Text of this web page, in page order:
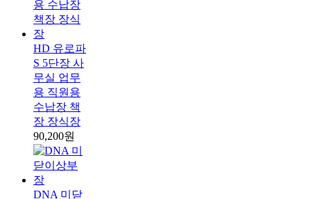
HD 유로파
S 5단장 사
무실 업무
용 직원용
수납장 책
장 장식장
90,200원
DNA 미닫